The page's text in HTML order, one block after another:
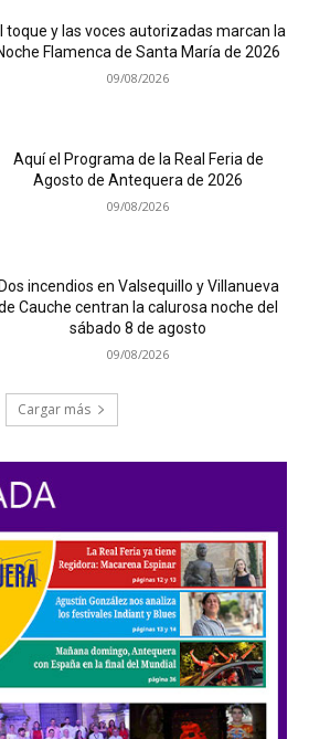
toque y las voces autorizadas marcan la
Flamenca de Santa María de 2026
09/08/2026
Aquí el Programa de la Real Feria de
Agosto de Antequera de 2026
09/08/2026
Dos incendios en Valsequillo y Villanueva
Cauche centran la calurosa noche del
sábado 8 de agosto
09/08/2026
Cargar más